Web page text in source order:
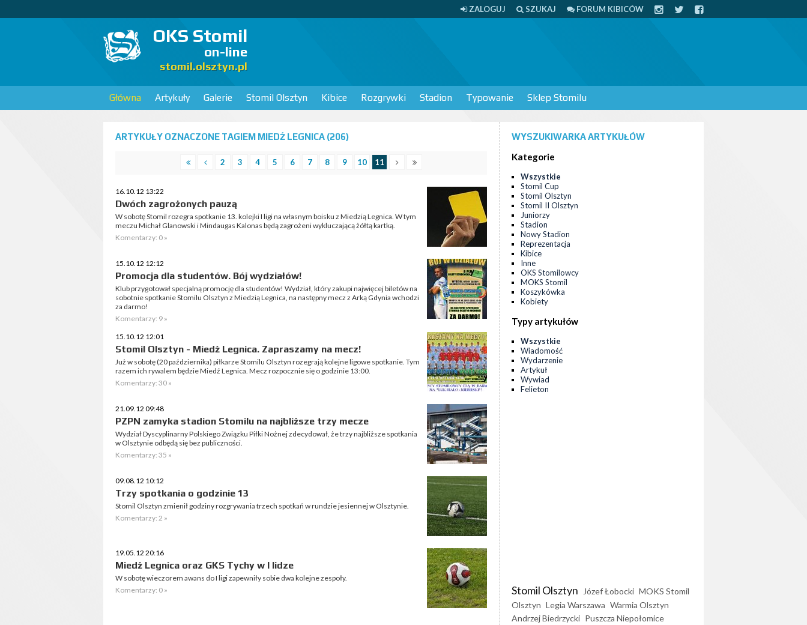
ZALOGUJ SZUKAJ FORUM KIBICÓW
OKS Stomil
on-line
stomil.olsztyn.pl
Główna Artykuły Galerie Stomil Olsztyn Kibice Rozgrywki Stadion Typowanie Sklep Stomilu
ARTYKUŁY OZNACZONE TAGIEM MIEDŹ LEGNICA (206)
2 3 4 5 6 7 8 9 10 11
16.10.12 13:22
Dwóch zagrożonych pauzą
W sobotę Stomil rozegra spotkanie 13. kolejki I ligi na własnym boisku z Miedzią Legnica. W tym
meczu Michał Glanowski i Mindaugas Kalonas będą zagrożeni wykluczającą żółtą kartką.
Komentarzy: 0 »
15.10.12 12:12
Promocja dla studentów. Bój wydziałów!
Klub przygotował specjalną promocję dla studentów! Wydział, który zakupi najwięcej biletów na
sobotnie spotkanie Stomilu Olsztyn z Miedzią Legnica, na następny mecz z Arką Gdynia wchodzi
za darmo!
Komentarzy: 9 »
15.10.12 12:01
Stomil Olsztyn - Miedź Legnica. Zapraszamy na mecz!
Już w sobotę (20 października) piłkarze Stomilu Olsztyn rozegrają kolejne ligowe spotkanie. Tym
razem ich rywalem będzie Miedź Legnica. Mecz rozpocznie się o godzinie 13:00.
Komentarzy: 30 »
21.09.12 09:48
PZPN zamyka stadion Stomilu na najbliższe trzy mecze
Wydział Dyscyplinarny Polskiego Związku Piłki Nożnej zdecydował, że trzy najbliższe spotkania
w Olsztynie odbędą się bez publiczności.
Komentarzy: 35 »
09.08.12 10:12
Trzy spotkania o godzinie 13
Stomil Olsztyn zmienił godziny rozgrywania trzech spotkań w rundzie jesiennej w Olsztynie.
Komentarzy: 2 »
19.05.12 20:16
Miedź Legnica oraz GKS Tychy w I lidze
W sobotę wieczorem awans do I ligi zapewniły sobie dwa kolejne zespoły.
Komentarzy: 0 »
WYSZUKIWARKA ARTYKUŁÓW
Kategorie
Wszystkie
Stomil Cup
Stomil Olsztyn
Stomil II Olsztyn
Juniorzy
Stadion
Nowy Stadion
Reprezentacja
Kibice
Inne
OKS Stomilowcy
MOKS Stomil
Koszykówka
Kobiety
Typy artykułów
Wszystkie
Wiadomość
Wydarzenie
Artykuł
Wywiad
Felieton
Stomil Olsztyn Józef Łobocki MOKS Stomil
Olsztyn Legia Warszawa Warmia Olsztyn
Andrzej Biedrzycki Puszcza Niepołomice